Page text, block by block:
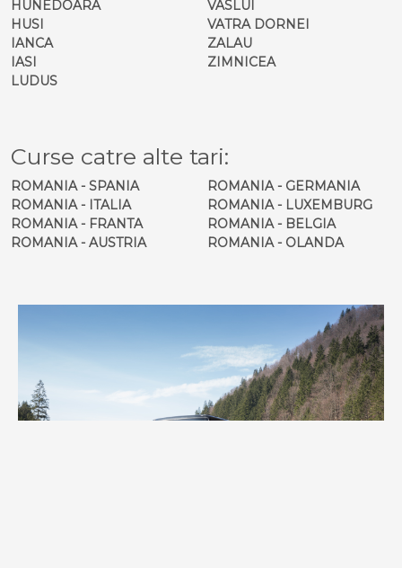
HUNEDOARA
HUSI
IANCA
IASI
LUDUS
VASLUI
VATRA DORNEI
ZALAU
ZIMNICEA
Curse catre alte tari:
ROMANIA - SPANIA
ROMANIA - ITALIA
ROMANIA - FRANTA
ROMANIA - AUSTRIA
ROMANIA - GERMANIA
ROMANIA - LUXEMBURG
ROMANIA - BELGIA
ROMANIA - OLANDA